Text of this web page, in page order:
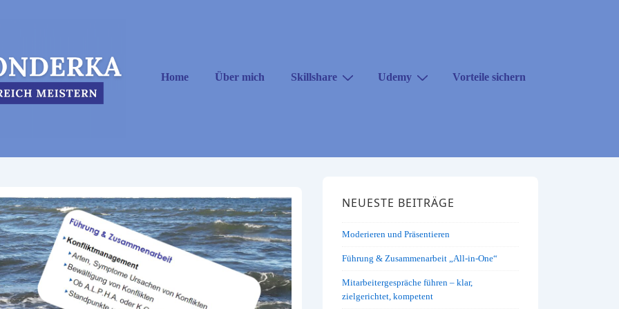
Hauptnavigation
Home Über mich Skillshare Udemy Vorteile sichern
NEUESTE BEITRÄGE
Moderieren und Präsentieren
Führung & Zusammenarbeit „All-in-One“
Mitarbeitergespräche führen – klar,
zielgerichtet, kompetent